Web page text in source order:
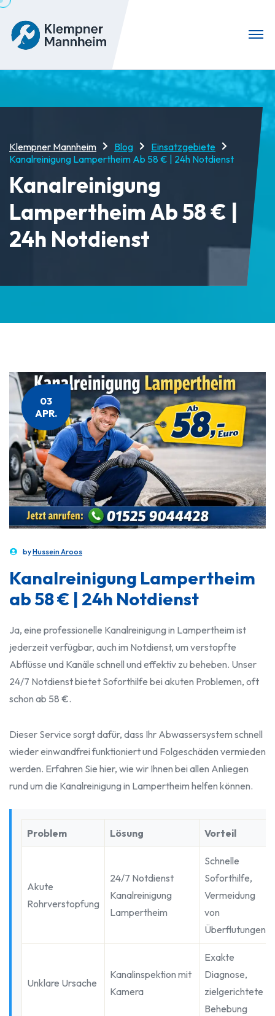
Klempner Mannheim Blog
Einsatzgebiete
Kanalreinigung Lampertheim Ab 58 € | 24h Notdienst
Kanalreinigung
Lampertheim Ab 58 € |
24h Notdienst
03
APR.
byHussein Aroos
Kanalreinigung Lampertheim
ab 58 € | 24h Notdienst
Ja, eine professionelle Kanalreinigung in Lampertheim ist
jederzeit verfügbar, auch im Notdienst, um verstopfte
Abflüsse und Kanäle schnell und effektiv zu beheben. Unser
24/7 Notdienst bietet Soforthilfe bei akuten Problemen, oft
schon ab 58 €.
Dieser Service sorgt dafür, dass Ihr Abwassersystem schnell
wieder einwandfrei funktioniert und Folgeschäden vermieden
werden. Erfahren Sie hier, wie wir Ihnen bei allen Anliegen
rund um die Kanalreinigung in Lampertheim helfen können.
Problem Lösung Vorteil
Akute
Rohrverstopfung
24/7 Notdienst
Kanalreinigung
Lampertheim
Schnelle
Soforthilfe,
Vermeidung
von
Überflutungen
Unklare Ursache
Kanalinspektion mit
Kamera
Exakte
Diagnose,
zielgerichtete
Behebung